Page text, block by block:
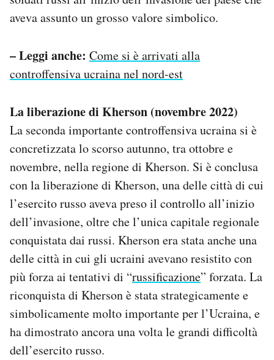
aveva assunto un grosso valore simbolico.
– Leggi anche: Come si è arrivati alla
controffensiva ucraina nel nord-est
La liberazione di Kherson (novembre 2022)
La seconda importante controffensiva ucraina si è
concretizzata lo scorso autunno, tra ottobre e
novembre, nella regione di Kherson. Si è conclusa
con la liberazione di Kherson, una delle città di cui
l’esercito russo aveva preso il controllo all’inizio
dell’invasione, oltre che l’unica capitale regionale
conquistata dai russi. Kherson era stata anche una
delle città in cui gli ucraini avevano resistito con
più forza ai tentativi di “russificazione” forzata. La
riconquista di Kherson è stata strategicamente e
simbolicamente molto importante per l’Ucraina, e
ha dimostrato ancora una volta le grandi difficoltà
dell’esercito russo.